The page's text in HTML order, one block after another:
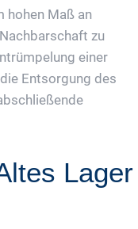
hohen Maß an
zu
einer
Entsorgung des
Lager